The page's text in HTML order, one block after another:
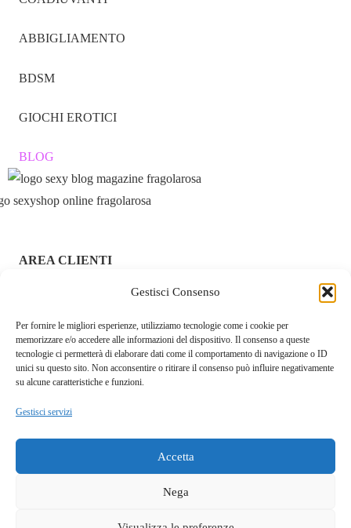
Gestisci Consenso
Per fornire le migliori esperienze, utilizziamo tecnologie come i cookie per
memorizzare e/o accedere alle informazioni del dispositivo. Il consenso a queste
tecnologie ci permetterà di elaborare dati come il comportamento di navigazione o ID
unici su questo sito. Non acconsentire o ritirare il consenso può influire negativamente
su alcune caratteristiche e funzioni.
Gestisci servizi
Accetta
Nega
ABBIGLIAMENTO
BDSM
GIOCHI EROTICI
BLOG
AREA CLIENTI
ACCEDI / REGISTRATI
CHI SIAMO – FRAGOLAROSA | SEXY SHOP ONLINE
ITALIANO SICURO E DISCRETO
RESI E RIMBORSI
COOKIE POLICY